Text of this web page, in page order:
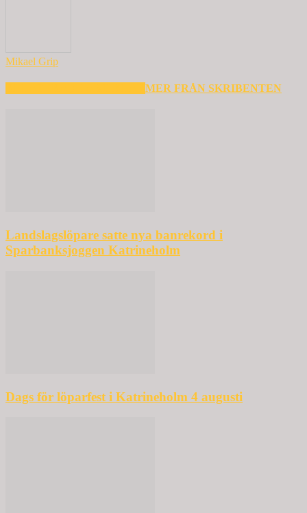
Mikael Grip
MER FRÅN SKRIBENTEN
Landslagslöpare satte nya banrekord i
Sparbanksjoggen Katrineholm
Dags för löparfest i Katrineholm 4 augusti